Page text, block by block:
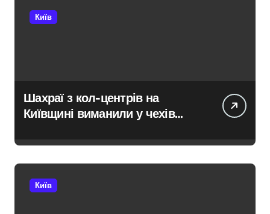
Київ
Шахраї з кол-центрів на
Київщині виманили у чехів
організаторів чекає судові
розгляди
Київ